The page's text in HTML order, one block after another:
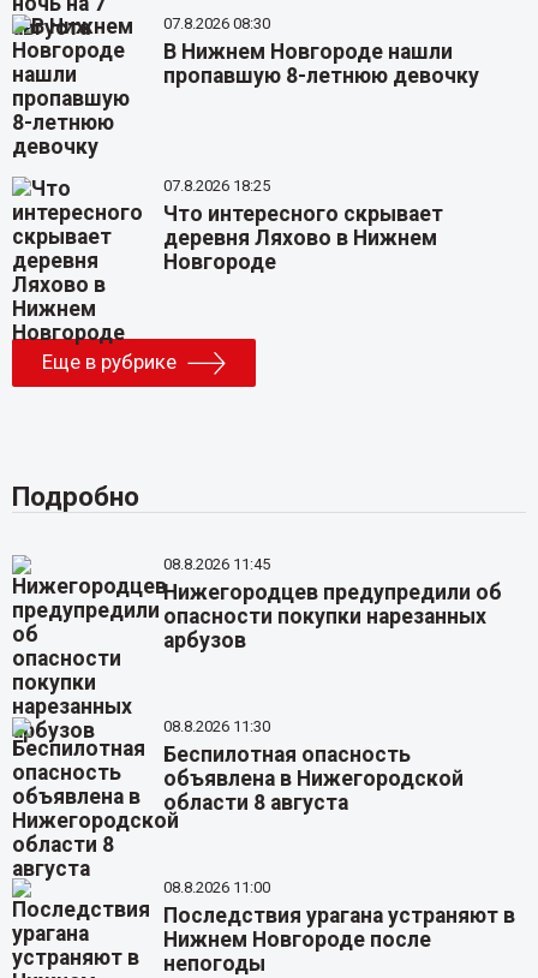
07.8.2026 08:30
В Нижнем Новгороде нашли
пропавшую 8-летнюю девочку
07.8.2026 18:25
Что интересного скрывает
деревня Ляхово в Нижнем
Новгороде
Еще в рубрике
Подробно
08.8.2026 11:45
Нижегородцев предупредили об
опасности покупки нарезанных
арбузов
08.8.2026 11:30
Беспилотная опасность
объявлена в Нижегородской
области 8 августа
08.8.2026 11:00
Последствия урагана устраняют в
Нижнем Новгороде после
непогоды